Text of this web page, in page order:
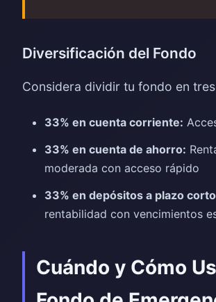
Diversificación del Fondo
Considera dividir tu fondo en
33% en cuenta corriente:
33% en cuenta de ahorro:
moderada con acceso rápido
33% en depósitos a plazo
rentabilidad con vencimientos
Cuándo y Cómo